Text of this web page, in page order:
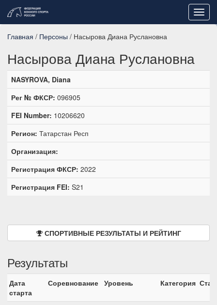
Главная / Персоны / Насырова Диана Руслановна
Насырова Диана Руслановна
NASYROVA, Diana
Рег № ФКСР: 096905
FEI Number: 10206620
Регион: Татарстан Респ
Организация:
Регистрация ФКСР: 2022
Регистрация FEI: S21
СПОРТИВНЫЕ РЕЗУЛЬТАТЫ И РЕЙТИНГ
Результаты
Дата
старта
Соревнование Уровень Категория